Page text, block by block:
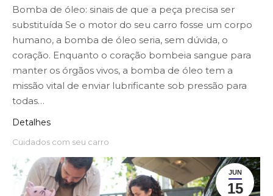
Bomba de óleo: sinais de que a peça precisa ser
substituída Se o motor do seu carro fosse um corpo
humano, a bomba de óleo seria, sem dúvida, o
coração. Enquanto o coração bombeia sangue para
manter os órgãos vivos, a bomba de óleo tem a
missão vital de enviar lubrificante sob pressão para
todas…
Detalhes
Cuidados com seu carro
JUN
15